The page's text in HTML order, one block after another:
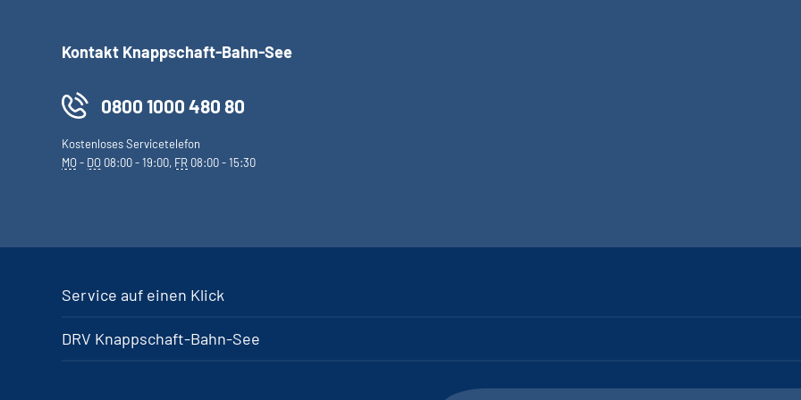
Kontakt Knappschaft-Bahn-See
0800 1000 480 80
Kostenloses Servicetelefon
MO- DO 08:00 - 19:00, FR 08:00 - 15:30
Service auf einen Klick
DRV Knappschaft-Bahn-See